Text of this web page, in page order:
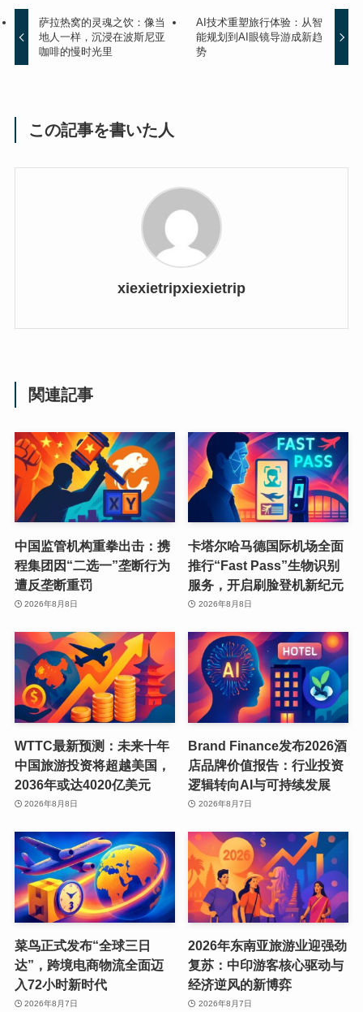
萨拉热窝的灵魂之饮：像当
地人一样，沉浸在波斯尼亚
咖啡的慢时光里
AI技术重塑旅行体验：从智
能规划到AI眼镜导游成新趋
势
この記事を書いた人
xiexietripxiexietrip
関連記事
中国监管机构重拳出击：携
程集团因“二选一”垄断行为
遭反垄断重罚
2026年8月8日
卡塔尔哈马德国际机场全面
推行“Fast Pass”生物识别
服务，开启刷脸登机新纪元
2026年8月8日
WTTC最新预测：未来十年
中国旅游投资将超越美国，
2036年或达4020亿美元
2026年8月8日
Brand Finance发布2026酒
店品牌价值报告：行业投资
逻辑转向AI与可持续发展
2026年8月7日
菜鸟正式发布“全球三日
达”，跨境电商物流全面迈
入72小时新时代
2026年8月7日
2026年东南亚旅游业迎强劲
复苏：中印游客核心驱动与
经济逆风的新博弈
2026年8月7日